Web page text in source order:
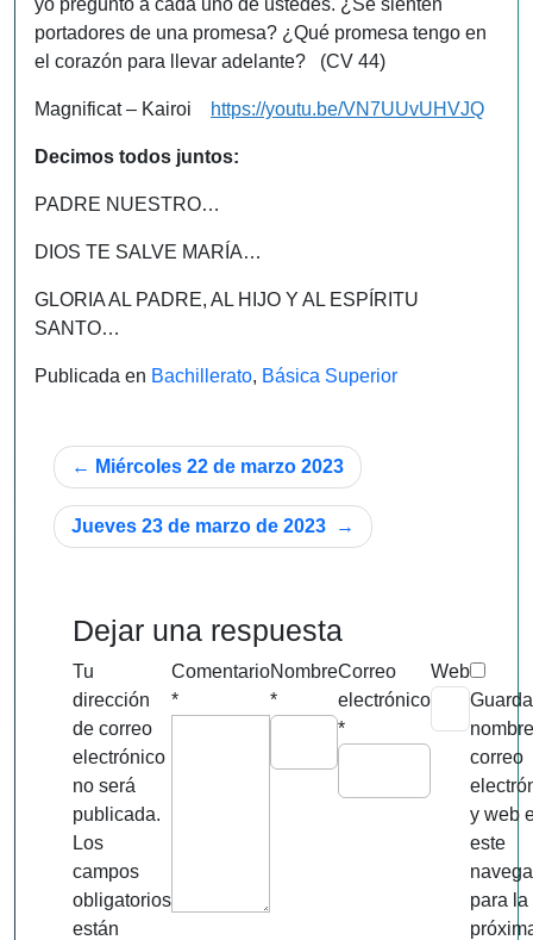
yo pregunto a cada uno de ustedes. ¿Se sienten
portadores de una promesa? ¿Qué promesa tengo en
el corazón para llevar adelante? (CV 44)
Magnificat – Kairoi https://youtu.be/VN7UUvUHVJQ
Decimos todos juntos:
PADRE NUESTRO…
DIOS TE SALVE MARÍA…
GLORIA AL PADRE, AL HIJO Y AL ESPÍRITU
SANTO…
Publicada en Bachillerato, Básica Superior
Navegación
de
entradas
Miércoles 22 de marzo 2023
Jueves 23 de marzo de 2023
Dejar una respuesta
Tu
dirección
de correo
electrónico
no será
publicada.
Los
campos
obligatorios
están
Comentario
*
Nombre
*
Correo
electrónico
*
Web
correo
y web
este
para la